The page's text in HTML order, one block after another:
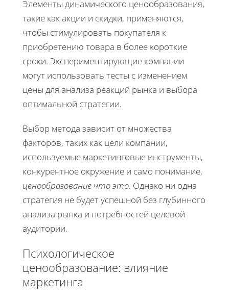
Элементы динамического ценообразования,
такие как акции и скидки, применяются,
чтобы стимулировать покупателя к
приобретению товара в более короткие
сроки. Экспериментирующие компании
могут использовать тесты с изменением
цены для анализа реакций рынка и выбора
оптимальной стратегии.
Выбор метода зависит от множества
факторов, таких как цели компании,
используемые маркетинговые инструменты,
конкурентное окружение и само понимание,
ценообразование что это. Однако ни одна
стратегия не будет успешной без глубинного
анализа рынка и потребностей целевой
аудитории.
Психологическое
ценообразование: влияние
маркетинга